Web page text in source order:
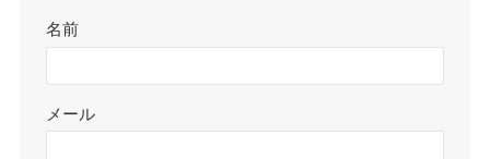
名前
メール